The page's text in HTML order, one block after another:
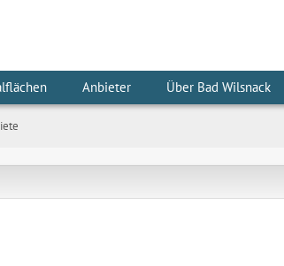
Anbieter Über Bad Wilsnack